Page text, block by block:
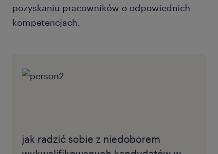
pozyskaniu pracowników o odpowiednich
kompetencjach.
jak radzić sobie z niedoborem